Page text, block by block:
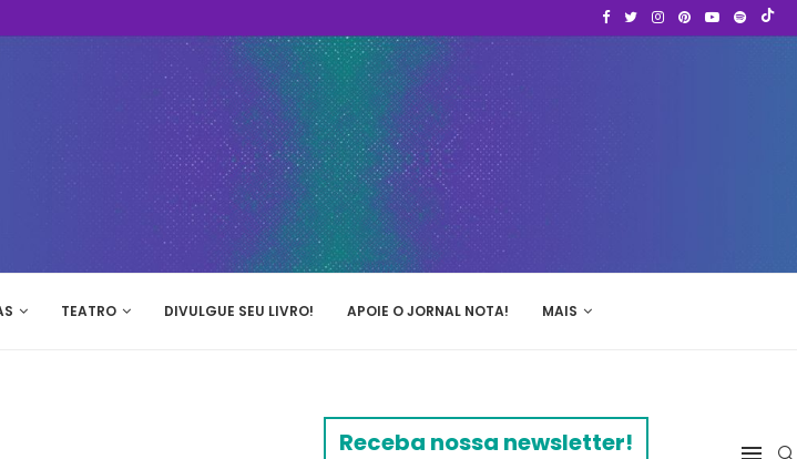
TEATRO DIVULGUE SEU LIVRO! APOIE O JORNAL NOTA! MAIS
Receba nossa newsletter!